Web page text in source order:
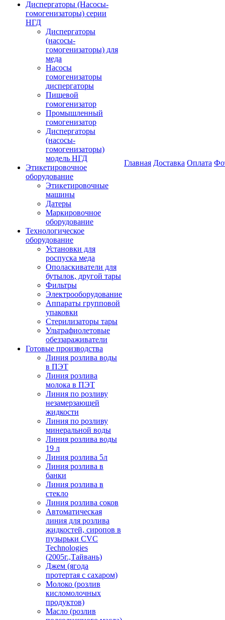
Диспергаторы (Насосы-
гомогенизаторы) серии
НГД
Диспергаторы
(насосы-
гомогенизаторы) для
меда
Насосы
гомогенизаторы
диспергаторы
Пищевой
гомогенизатор
Промышленный
гомогенизатор
Диспергаторы
(насосы-
гомогенизаторы)
модель НГД
Этикетировочное
оборудование
Этикетировочные
машины
Датеры
Маркировочное
оборудование
Технологическое
оборудование
Установки для
роспуска меда
Ополаскиватели для
бутылок, другой тары
Фильтры
Электрооборудование
Аппараты групповой
упаковки
Стерилизаторы тары
Ультрафиолетовые
обеззараживатели
Готовые производства
Линия розлива воды
в ПЭТ
Линия розлива
молока в ПЭТ
Линия по розливу
незамерзающей
жидкости
Линия по розливу
минеральной воды
Линия розлива воды
19 л
Линия розлива 5л
Линия розлива в
банки
Линия розлива в
стекло
Линия розлива соков
Автоматическая
линия для розлива
жидкостей, сиропов в
пузырьки CVC
Technologies
(2005г.,Тайвань)
Джем (ягода
протертая с сахаром)
Молоко (розлив
кисломолочных
продуктов)
Масло (розлив
Главная Доставка Оплата